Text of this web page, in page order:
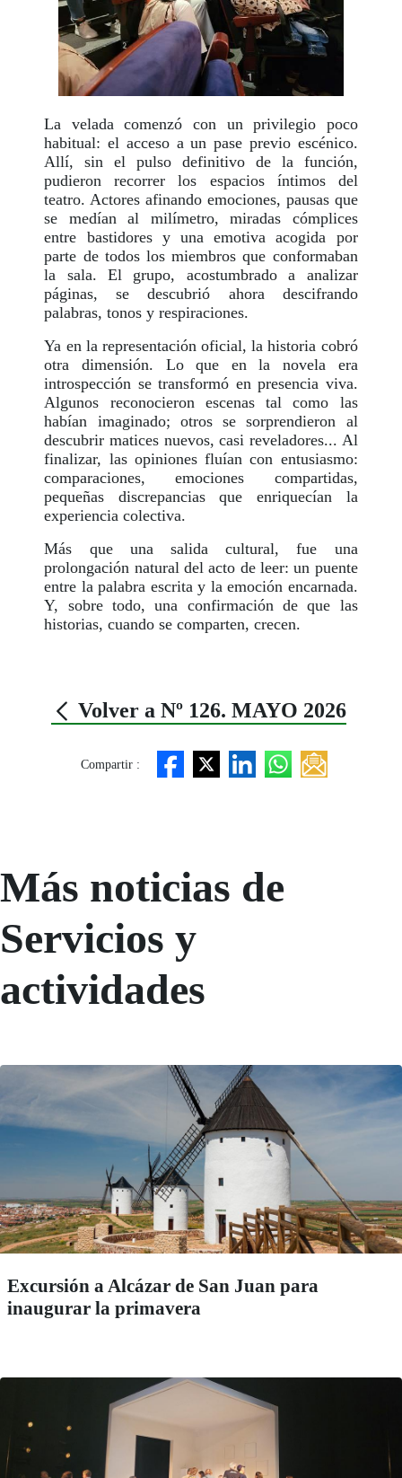
La velada comenzó con un privilegio poco
habitual: el acceso a un pase previo escénico.
Allí, sin el pulso definitivo de la función,
pudieron recorrer los espacios íntimos del
teatro. Actores afinando emociones, pausas que
se medían al milímetro, miradas cómplices
entre bastidores y una emotiva acogida por
parte de todos los miembros que conformaban
la sala. El grupo, acostumbrado a analizar
páginas, se descubrió ahora descifrando
palabras, tonos y respiraciones.
Ya en la representación oficial, la historia cobró
otra dimensión. Lo que en la novela era
introspección se transformó en presencia viva.
Algunos reconocieron escenas tal como las
habían imaginado; otros se sorprendieron al
descubrir matices nuevos, casi reveladores... Al
finalizar, las opiniones fluían con entusiasmo:
comparaciones, emociones compartidas,
pequeñas discrepancias que enriquecían la
experiencia colectiva.
Más que una salida cultural, fue una
prolongación natural del acto de leer: un puente
entre la palabra escrita y la emoción encarnada.
Y, sobre todo, una confirmación de que las
historias, cuando se comparten, crecen.
Volver a Nº 126. MAYO 2026
Compartir :
Más noticias de
Servicios y
actividades
Excursión a Alcázar de San Juan para
inaugurar la primavera